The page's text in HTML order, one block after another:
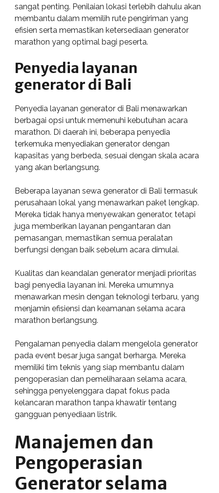
sangat penting. Penilaian lokasi terlebih dahulu akan
membantu dalam memilih rute pengiriman yang
efisien serta memastikan ketersediaan generator
marathon yang optimal bagi peserta.
Penyedia layanan
generator di Bali
Penyedia layanan generator di Bali menawarkan
berbagai opsi untuk memenuhi kebutuhan acara
marathon. Di daerah ini, beberapa penyedia
terkemuka menyediakan generator dengan
kapasitas yang berbeda, sesuai dengan skala acara
yang akan berlangsung.
Beberapa layanan sewa generator di Bali termasuk
perusahaan lokal yang menawarkan paket lengkap.
Mereka tidak hanya menyewakan generator, tetapi
juga memberikan layanan pengantaran dan
pemasangan, memastikan semua peralatan
berfungsi dengan baik sebelum acara dimulai.
Kualitas dan keandalan generator menjadi prioritas
bagi penyedia layanan ini. Mereka umumnya
menawarkan mesin dengan teknologi terbaru, yang
menjamin efisiensi dan keamanan selama acara
marathon berlangsung.
Pengalaman penyedia dalam mengelola generator
pada event besar juga sangat berharga. Mereka
memiliki tim teknis yang siap membantu dalam
pengoperasian dan pemeliharaan selama acara,
sehingga penyelenggara dapat fokus pada
kelancaran marathon tanpa khawatir tentang
gangguan penyediaan listrik.
Manajemen dan
Pengoperasian
Generator selama